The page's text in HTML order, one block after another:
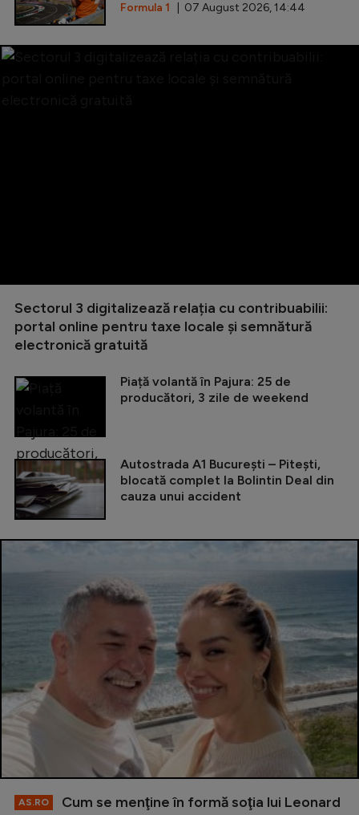
Formula 1 | 07 August 2026, 14:44
Sectorul 3 digitalizează relația cu contribuabilii:
portal online pentru taxe locale și semnătură
electronică gratuită
Piață volantă în Pajura: 25 de
producători, 3 zile de weekend
Autostrada A1 București – Pitești,
blocată complet la Bolintin Deal din
cauza unui accident
AS.RO
Cum se menţine în formă soţia lui Leonard